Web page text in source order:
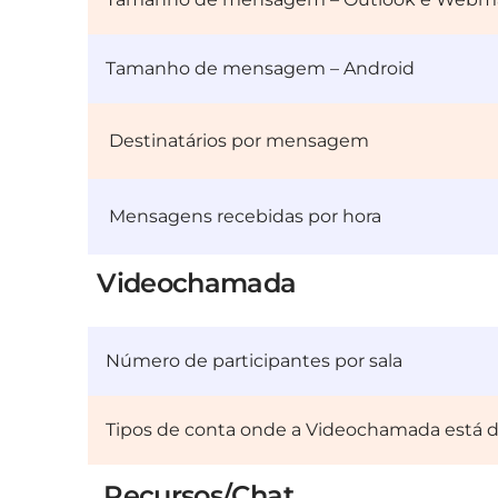
Tamanho de mensagem – Android
Destinatários por mensagem
Mensagens recebidas por hora
Videochamada
Número de participantes por sala
Tipos de conta onde a Videochamada está